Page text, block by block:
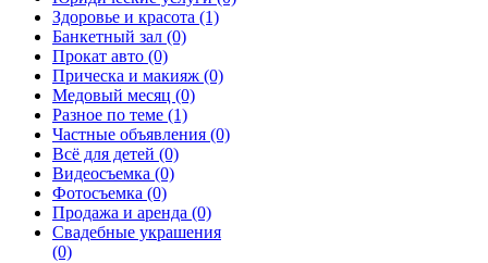
Здоровье и красота (1)
Банкетный зал (0)
Прокат авто (0)
Прическа и макияж (0)
Медовый месяц (0)
Разное по теме (1)
Частные объявления (0)
Всё для детей (0)
Видеосъемка (0)
Фотосъемка (0)
Продажа и аренда (0)
Свадебные украшения
(0)